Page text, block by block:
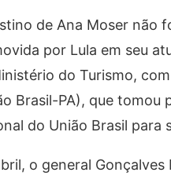
de Ana Moser não
por Lula em seu
do Turismo,
Brasil-PA), que tomou
do União Brasil
o general